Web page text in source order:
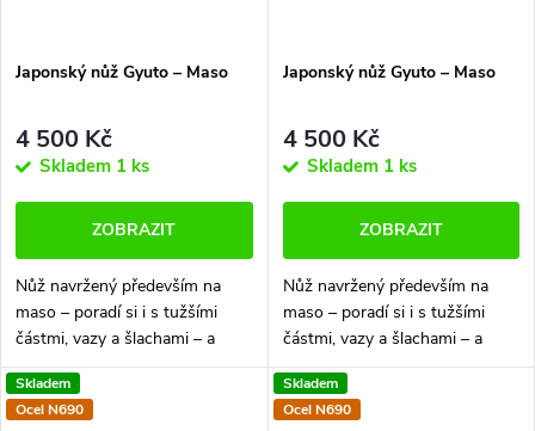
Japonský nůž Gyuto –⁠⁠⁠⁠⁠⁠ Maso
4 500 Kč
Skladem 1 ks
ZOBRAZIT
Nůž navržený především na
maso – poradí si i s tužšími
částmi, vazy a šlachami – a
zároveň bez problémů zastane
krájení zeleniny. Spojení
prémiových materiálů a ruční
Japonský nůž Gyuto –⁠⁠⁠⁠⁠⁠ Maso
4 500 Kč
Skladem 1 ks
ZOBRAZIT
Nůž navržený především na
maso – poradí si i s tužšími
částmi, vazy a šlachami – a
zároveň bez problémů zastane
krájení zeleniny. Spojení
prémiových materiálů a ruční
Skladem
Ocel N690
Skladem
Ocel N690